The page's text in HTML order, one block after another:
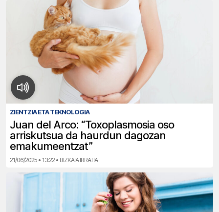
ZIENTZIA ETA TEKNOLOGIA
Juan del Arco: “Toxoplasmosia oso
arriskutsua da haurdun dagozan
emakumeentzat”
21/06/2025 • 13:22 • BIZKAIA IRRATIA